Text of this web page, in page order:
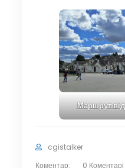
Маршрут
cgistalker
Коментар:
0 Коментарі